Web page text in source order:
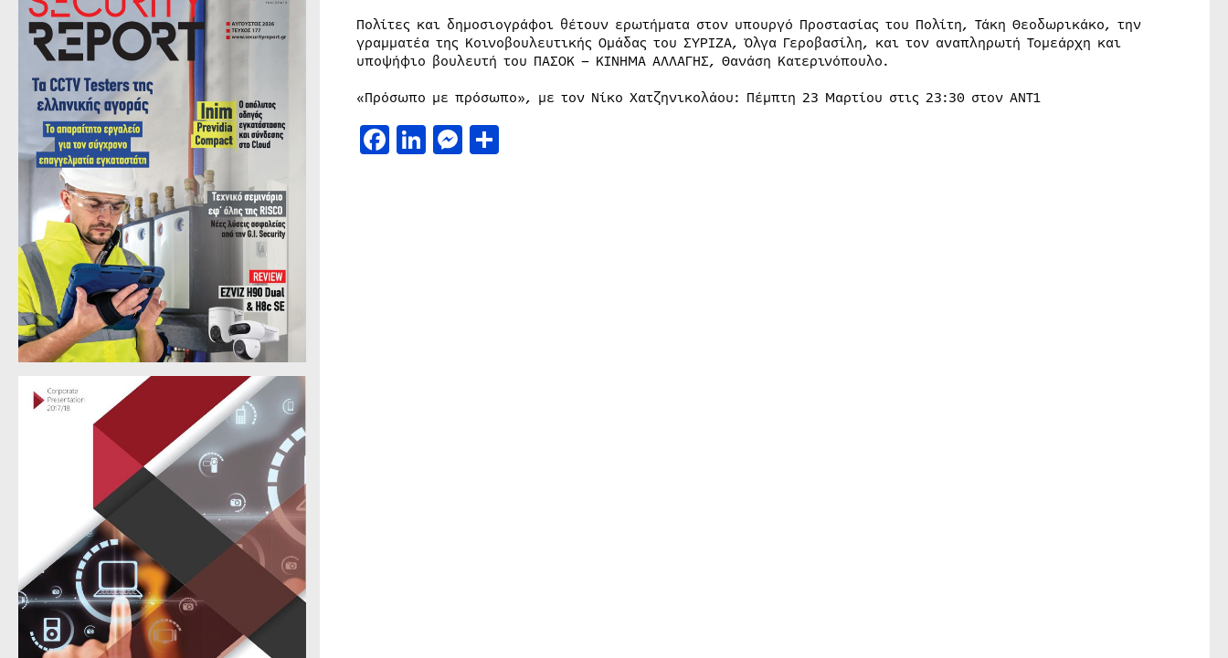
Πολίτες και δημοσιογράφοι θέτουν ερωτήματα στον υπουργό Προστασίας του Πολίτη, Τάκη Θεοδωρικάκο, την
γραμματέα της Κοινοβουλευτικής Ομάδας του ΣΥΡΙΖΑ, Όλγα Γεροβασίλη, και τον αναπληρωτή Τομεάρχη και
υποψήφιο βουλευτή του ΠΑΣΟΚ – ΚΙΝΗΜΑ ΑΛΛΑΓΗΣ, Θανάση Κατερινόπουλο.
«Πρόσωπο με πρόσωπο», με τον Νίκο Χατζηνικολάου: Πέμπτη 23 Μαρτίου στις 23:30 στον ΑΝΤ1
Facebook
LinkedIn
Messenger
Μοιραστείτε